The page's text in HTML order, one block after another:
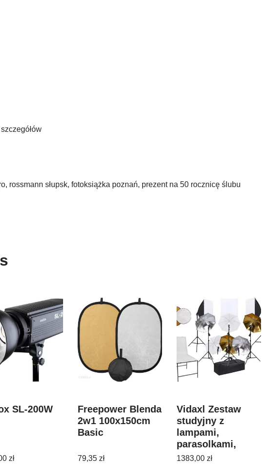
rossmann słupsk, fotoksiążka poznań, prezent na 50 rocznicę ślubu
SL-200W
zł
Freepower Blenda
2w1 100x150cm
Basic
79,35 zł
Vidaxl Zestaw
studyjny z
lampami,
parasolkami,
tłami i blendami
1383,00 zł